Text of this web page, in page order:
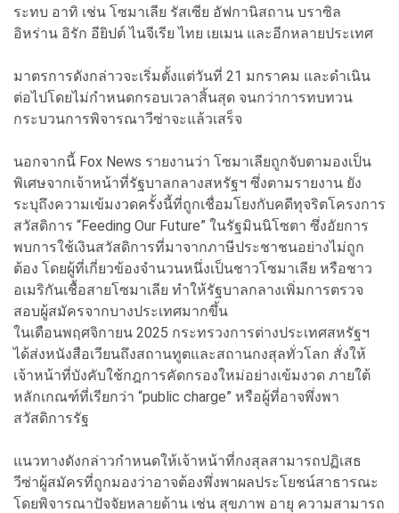
ระทบ อาทิ เช่น โซมาเลีย รัสเซีย อัฟกานิสถาน บราซิล
อิหร่าน อิรัก อียิปต์ ไนจีเรีย ไทย เยเมน และอีกหลายประเทศ
มาตรการดังกล่าวจะเริ่มตั้งแต่วันที่ 21 มกราคม และดำเนิน
ต่อไปโดยไม่กำหนดกรอบเวลาสิ้นสุด จนกว่าการทบทวน
กระบวนการพิจารณาวีซ่าจะแล้วเสร็จ
นอกจากนี้ Fox News รายงานว่า โซมาเลียถูกจับตามองเป็น
พิเศษจากเจ้าหน้าที่รัฐบาลกลางสหรัฐฯ ซึ่งตามรายงาน ยัง
ระบุถึงความเข้มงวดครั้งนี้ที่ถูกเชื่อมโยงกับคดีทุจริตโครงการ
สวัสดิการ “Feeding Our Future” ในรัฐมินนิโซตา ซึ่งอัยการ
พบการใช้เงินสวัสดิการที่มาจากภาษีประชาชนอย่างไม่ถูก
ต้อง โดยผู้ที่เกี่ยวข้องจำนวนหนึ่งเป็นชาวโซมาเลีย หรือชาว
อเมริกันเชื้อสายโซมาเลีย ทำให้รัฐบาลกลางเพิ่มการตรวจ
สอบผู้สมัครจากบางประเทศมากขึ้น
ในเดือนพฤศจิกายน 2025 กระทรวงการต่างประเทศสหรัฐฯ
ได้ส่งหนังสือเวียนถึงสถานทูตและสถานกงสุลทั่วโลก สั่งให้
เจ้าหน้าที่บังคับใช้กฎการคัดกรองใหม่อย่างเข้มงวด ภายใต้
หลักเกณฑ์ที่เรียกว่า “public charge” หรือผู้ที่อาจพึ่งพา
สวัสดิการรัฐ
แนวทางดังกล่าวกำหนดให้เจ้าหน้าที่กงสุลสามารถปฏิเสธ
วีซ่าผู้สมัครที่ถูกมองว่าอาจต้องพึ่งพาผลประโยชน์สาธารณะ
โดยพิจารณาปัจจัยหลายด้าน เช่น สุขภาพ อายุ ความสามารถ